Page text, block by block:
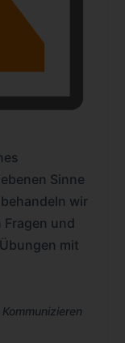
Sinne
wir
Fragen und
mit